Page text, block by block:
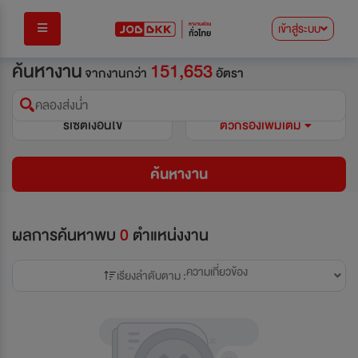
เข้าสู่ระบบ
ค้นหางานจากงานกว่า 151,653อัตรา
คลองส่งน่ำ
รีเซ็ตเงื่อนไข
ตัวกรองเพิ่มเติม
ค้นหางาน
ผลการค้นหาพบ0 ตำแหน่งงาน
เรียงลำดับตาม :ความเกี่ยวข้อง